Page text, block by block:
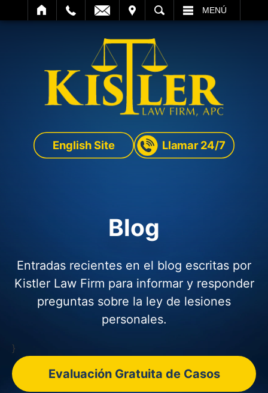
BUSCAR MENÚ
English Site Llamar 24/7
Blog
Entradas recientes en el blog escritas por
Kistler Law Firm para informar yresponder
preguntas sobre la ley de lesiones
personales.
}
Evaluación Gratuita de Casos